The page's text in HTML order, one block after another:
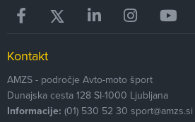
Kontakt
AMZS - področje Avto-moto šport
Dunajska cesta 128 SI-1000 Ljubljana
Informacije: (01) 530 52 30 sport@amzs.si